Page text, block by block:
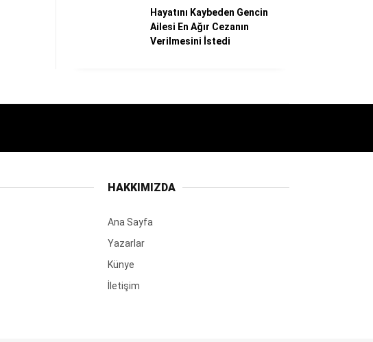
Hayatını Kaybeden Gencin
Ailesi En Ağır Cezanın
Verilmesini İstedi
HAKKIMIZDA
Ana Sayfa
Yazarlar
Künye
İletişim